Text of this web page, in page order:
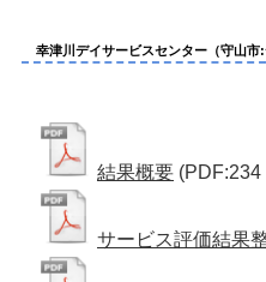
幸津川デイサービスセンター（守山
結果概要 (PDF:234
サービス評価結果